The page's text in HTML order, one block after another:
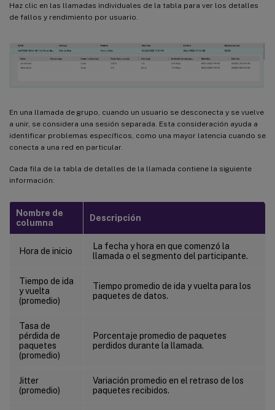
Haz clic en las llamadas individuales de la tabla para ver los detalles
de fallos y rendimiento por usuario.
En una llamada de grupo, cuando un usuario se desconecta y se vuelve
a unir, se considera una sesión separada. Esta consideración ayuda a
identificar problemas específicos, como una mayor latencia cuando se
conecta a una red en particular.
Cada fila de la tabla de detalles de la llamada contiene la siguiente
información:
Nombre de
columna
Descripción
Hora de inicio
La fecha y hora en que comenzó la
llamada o el segmento del participante.
Tiempo de ida
y vuelta
(promedio)
Tiempo promedio de ida y vuelta para los
paquetes de datos.
Tasa de
pérdida de
paquetes
(promedio)
Porcentaje promedio de paquetes
perdidos durante la llamada.
Jitter
(promedio)
Variación promedio en el retraso de los
paquetes recibidos.